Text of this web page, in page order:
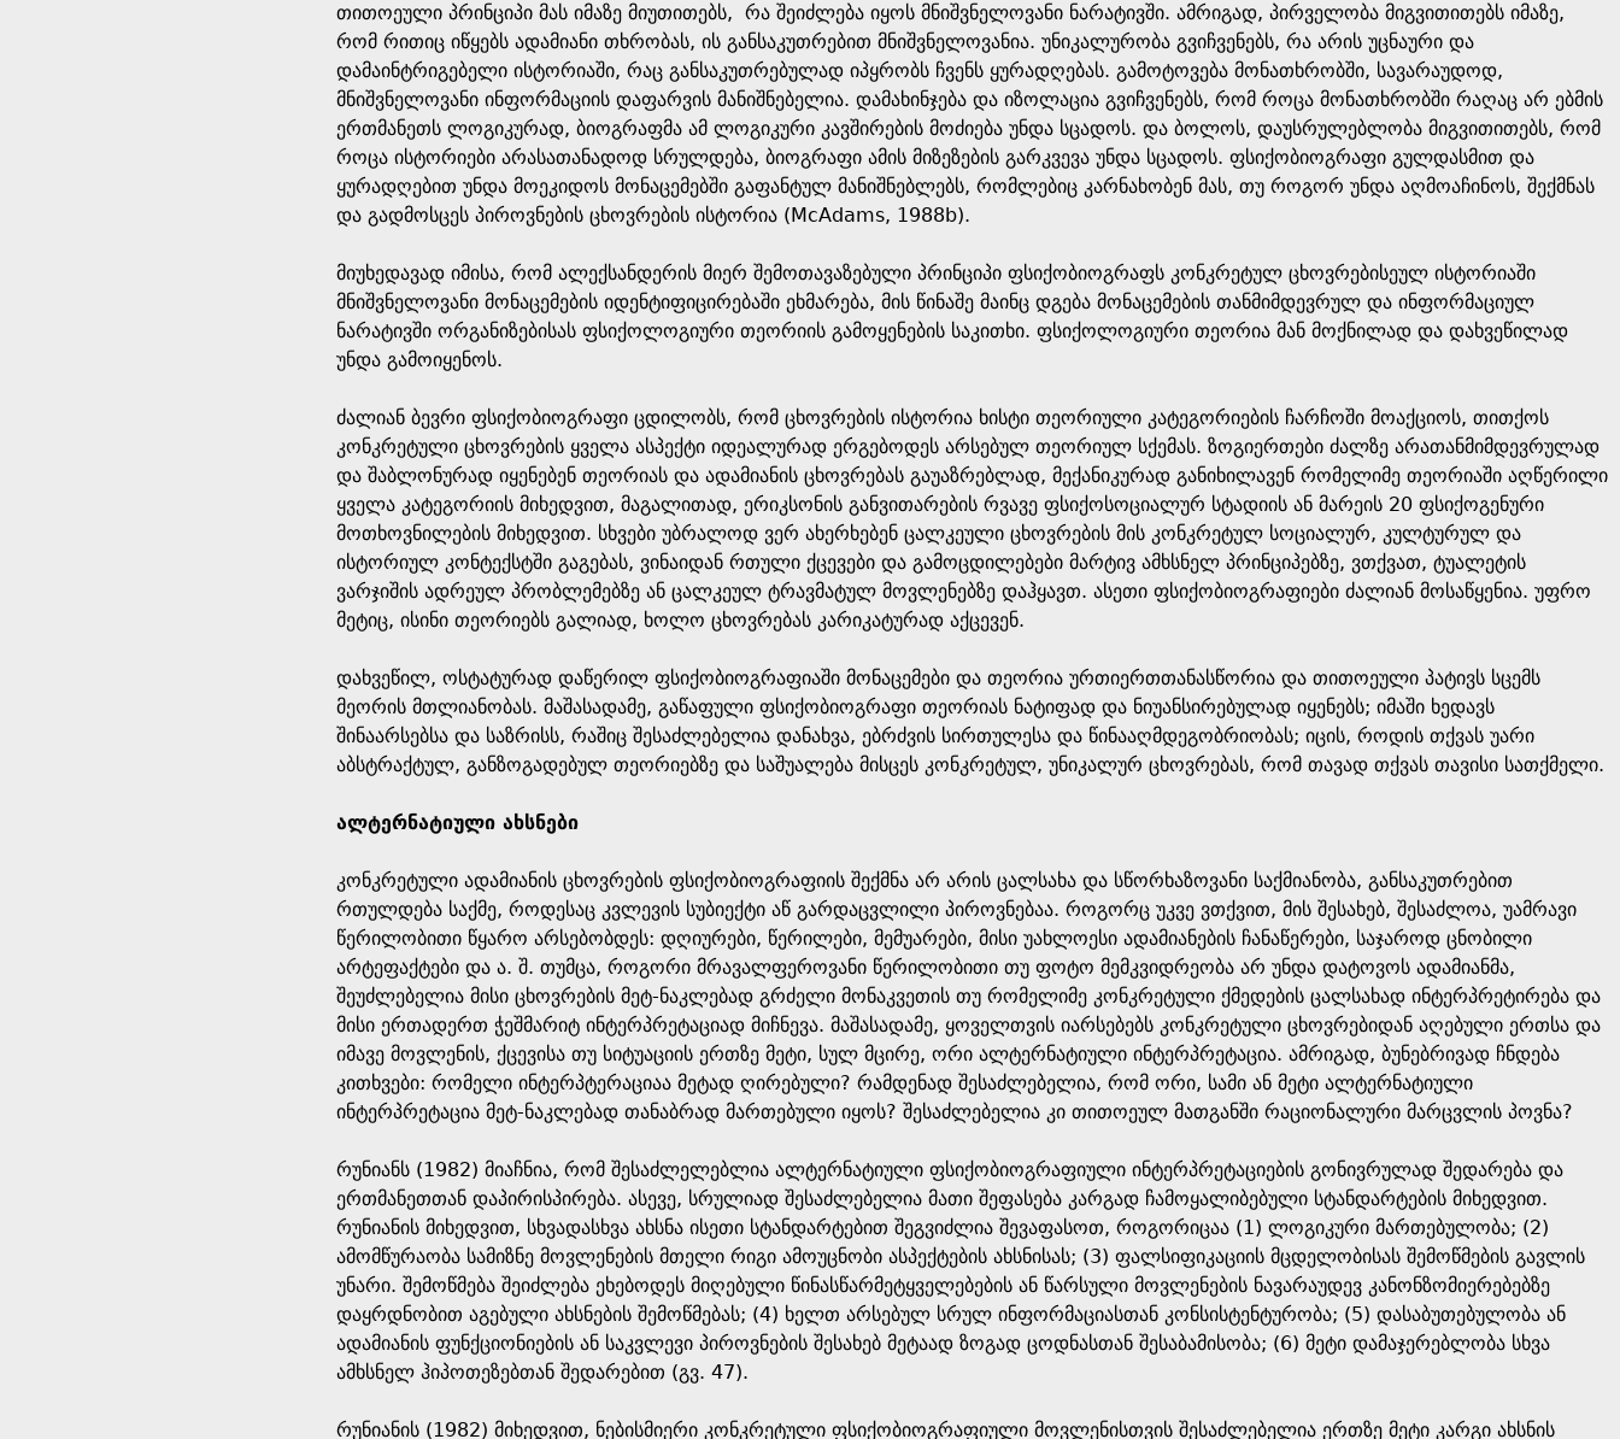
თითოეული პრინციპი მას იმაზე მიუთითებს, რა შეიძლება იყოს მნიშვნელოვანი ნარატივში. ამრიგად, პირველობა მიგვითითებს იმაზე,
რომ რითიც იწყებს ადამიანი თხრობას, ის განსაკუთრებით მნიშვნელოვანია. უნიკალურობა გვიჩვენებს, რა არის უცნაური და
დამაინტრიგებელი ისტორიაში, რაც განსაკუთრებულად იპყრობს ჩვენს ყურადღებას. გამოტოვება მონათხრობში, სავარაუდოდ,
მნიშვნელოვანი ინფორმაციის დაფარვის მანიშნებელია. დამახინჯება და იზოლაცია გვიჩვენებს, რომ როცა მონათხრობში რაღაც არ ებმის
ერთმანეთს ლოგიკურად, ბიოგრაფმა ამ ლოგიკური კავშირების მოძიება უნდა სცადოს. და ბოლოს, დაუსრულებლობა მიგვითითებს, რომ
როცა ისტორიები არასათანადოდ სრულდება, ბიოგრაფი ამის მიზეზების გარკვევა უნდა სცადოს. ფსიქობიოგრაფი გულდასმით და
ყურადღებით უნდა მოეკიდოს მონაცემებში გაფანტულ მანიშნებლებს, რომლებიც კარნახობენ მას, თუ როგორ უნდა აღმოაჩინოს, შექმნას
და გადმოსცეს პიროვნების ცხოვრების ისტორია (McAdams, 1988b).
მიუხედავად იმისა, რომ ალექსანდერის მიერ შემოთავაზებული პრინციპი ფსიქობიოგრაფს კონკრეტულ ცხოვრებისეულ ისტორიაში
მნიშვნელოვანი მონაცემების იდენტიფიცირებაში ეხმარება, მის წინაშე მაინც დგება მონაცემების თანმიმდევრულ და ინფორმაციულ
ნარატივში ორგანიზებისას ფსიქოლოგიური თეორიის გამოყენების საკითხი. ფსიქოლოგიური თეორია მან მოქნილად და დახვეწილად
უნდა გამოიყენოს.
ძალიან ბევრი ფსიქობიოგრაფი ცდილობს, რომ ცხოვრების ისტორია ხისტი თეორიული კატეგორიების ჩარჩოში მოაქციოს, თითქოს
კონკრეტული ცხოვრების ყველა ასპექტი იდეალურად ერგებოდეს არსებულ თეორიულ სქემას. ზოგიერთები ძალზე არათანმიმდევრულად
და შაბლონურად იყენებენ თეორიას და ადამიანის ცხოვრებას გაუაზრებლად, მექანიკურად განიხილავენ რომელიმე თეორიაში აღწერილი
ყველა კატეგორიის მიხედვით, მაგალითად, ერიკსონის განვითარების რვავე ფსიქოსოციალურ სტადიის ან მარეის 20 ფსიქოგენური
მოთხოვნილების მიხედვით. სხვები უბრალოდ ვერ ახერხებენ ცალკეული ცხოვრების მის კონკრეტულ სოციალურ, კულტურულ და
ისტორიულ კონტექსტში გაგებას, ვინაიდან რთული ქცევები და გამოცდილებები მარტივ ამხსნელ პრინციპებზე, ვთქვათ, ტუალეტის
ვარჯიშის ადრეულ პრობლემებზე ან ცალკეულ ტრავმატულ მოვლენებზე დაჰყავთ. ასეთი ფსიქობიოგრაფიები ძალიან მოსაწყენია. უფრო
მეტიც, ისინი თეორიებს გალიად, ხოლო ცხოვრებას კარიკატურად აქცევენ.
დახვეწილ, ოსტატურად დაწერილ ფსიქობიოგრაფიაში მონაცემები და თეორია ურთიერთთანასწორია და თითოეული პატივს სცემს
მეორის მთლიანობას. მაშასადამე, გაწაფული ფსიქობიოგრაფი თეორიას ნატიფად და ნიუანსირებულად იყენებს; იმაში ხედავს
შინაარსებსა და საზრისს, რაშიც შესაძლებელია დანახვა, ებრძვის სირთულესა და წინააღმდეგობრიობას; იცის, როდის თქვას უარი
აბსტრაქტულ, განზოგადებულ თეორიებზე და საშუალება მისცეს კონკრეტულ, უნიკალურ ცხოვრებას, რომ თავად თქვას თავისი სათქმელი.
ალტერნატიული ახსნები
კონკრეტული ადამიანის ცხოვრების ფსიქობიოგრაფიის შექმნა არ არის ცალსახა და სწორხაზოვანი საქმიანობა, განსაკუთრებით
რთულდება საქმე, როდესაც კვლევის სუბიექტი აწ გარდაცვლილი პიროვნებაა. როგორც უკვე ვთქვით, მის შესახებ, შესაძლოა, უამრავი
წერილობითი წყარო არსებობდეს: დღიურები, წერილები, მემუარები, მისი უახლოესი ადამიანების ჩანაწერები, საჯაროდ ცნობილი
არტეფაქტები და ა. შ. თუმცა, როგორი მრავალფეროვანი წერილობითი თუ ფოტო მემკვიდრეობა არ უნდა დატოვოს ადამიანმა,
შეუძლებელია მისი ცხოვრების მეტ-ნაკლებად გრძელი მონაკვეთის თუ რომელიმე კონკრეტული ქმედების ცალსახად ინტერპრეტირება და
მისი ერთადერთ ჭეშმარიტ ინტერპრეტაციად მიჩნევა. მაშასადამე, ყოველთვის იარსებებს კონკრეტული ცხოვრებიდან აღებული ერთსა და
იმავე მოვლენის, ქცევისა თუ სიტუაციის ერთზე მეტი, სულ მცირე, ორი ალტერნატიული ინტერპრეტაცია. ამრიგად, ბუნებრივად ჩნდება
კითხვები: რომელი ინტერპტერაციაა მეტად ღირებული? რამდენად შესაძლებელია, რომ ორი, სამი ან მეტი ალტერნატიული
ინტერპრეტაცია მეტ-ნაკლებად თანაბრად მართებული იყოს? შესაძლებელია კი თითოეულ მათგანში რაციონალური მარცვლის პოვნა?
რუნიანს (1982) მიაჩნია, რომ შესაძლელებლია ალტერნატიული ფსიქობიოგრაფიული ინტერპრეტაციების გონივრულად შედარება და
ერთმანეთთან დაპირისპირება. ასევე, სრულიად შესაძლებელია მათი შეფასება კარგად ჩამოყალიბებული სტანდარტების მიხედვით.
რუნიანის მიხედვით, სხვადასხვა ახსნა ისეთი სტანდარტებით შეგვიძლია შევაფასოთ, როგორიცაა (1) ლოგიკური მართებულობა; (2)
ამომწურაობა სამიზნე მოვლენების მთელი რიგი ამოუცნობი ასპექტების ახსნისას; (3) ფალსიფიკაციის მცდელობისას შემოწმების გავლის
უნარი. შემოწმება შეიძლება ეხებოდეს მიღებული წინასწარმეტყველებების ან წარსული მოვლენების ნავარაუდევ კანონზომიერებებზე
დაყრდნობით აგებული ახსნების შემოწმებას; (4) ხელთ არსებულ სრულ ინფორმაციასთან კონსისტენტურობა; (5) დასაბუთებულობა ან
ადამიანის ფუნქციონიების ან საკვლევი პიროვნების შესახებ მეტაად ზოგად ცოდნასთან შესაბამისობა; (6) მეტი დამაჯერებლობა სხვა
ამხსნელ ჰიპოთეზებთან შედარებით (გვ. 47).
რუნიანის (1982) მიხედვით, ნებისმიერი კონკრეტული ფსიქობიოგრაფიული მოვლენისთვის შესაძლებელია ერთზე მეტი კარგი ახსნის